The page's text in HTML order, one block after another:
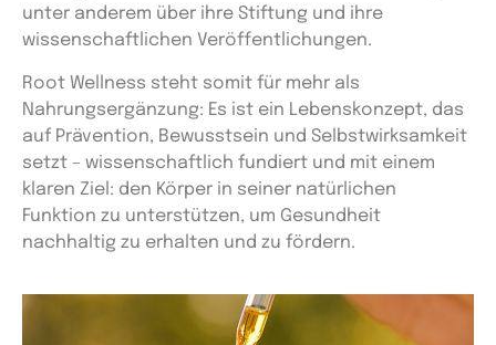
unter anderem über ihre Stiftung und ihre
wissenschaftlichen Veröffentlichungen.
Root Wellness steht somit für mehr als
Nahrungsergänzung: Es ist ein Lebenskonzept, das
auf Prävention, Bewusstsein und Selbstwirksamkeit
setzt – wissenschaftlich fundiert und mit einem
klaren Ziel: den Körper in seiner natürlichen
Funktion zu unterstützen, um Gesundheit
nachhaltig zu erhalten und zu fördern.